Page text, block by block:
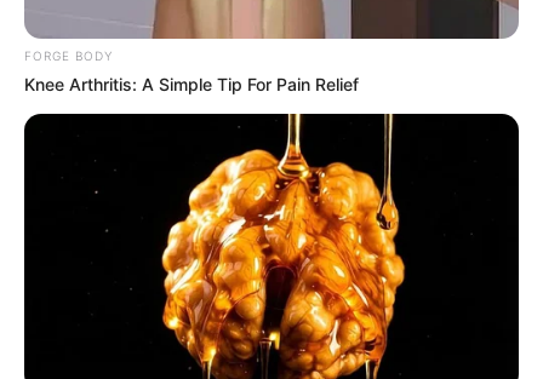
FORGE BODY
Knee Arthritis: A Simple Tip For Pain Relief